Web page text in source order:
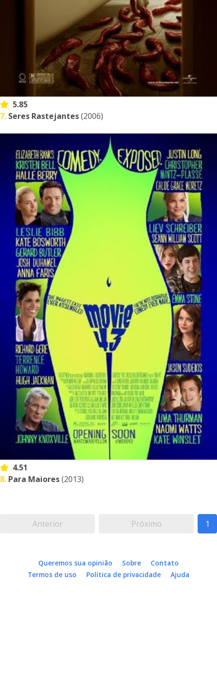
5.85
7. Seres Rastejantes(2006)
4.51
8. Para Maiores(2013)
Anterior Próximo 1
Queremos sua opinião Sobre
Contato
Termos de uso
Política de privacidade Ajuda